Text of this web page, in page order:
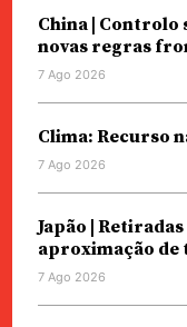
China | Controlo
novas regras
7 Ago 2026
Clima: Recurso
7 Ago 2026
Japão |
aproximação de
7 Ago 2026